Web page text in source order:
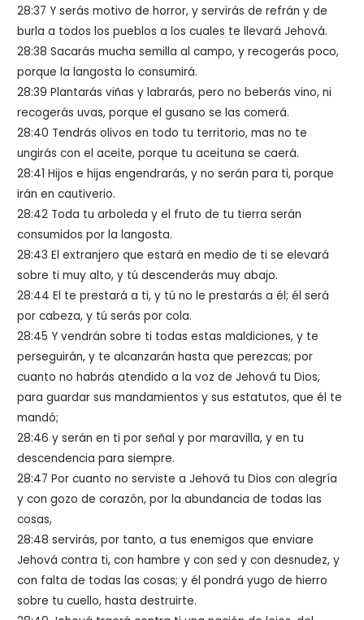
28:37 Y serás motivo de horror, y servirás de refrán y de
burla a todos los pueblos a los cuales te llevará Jehová.
28:38 Sacarás mucha semilla al campo, y recogerás poco,
porque la langosta lo consumirá.
28:39 Plantarás viñas y labrarás, pero no beberás vino, ni
recogerás uvas, porque el gusano se las comerá.
28:40 Tendrás olivos en todo tu territorio, mas no te
ungirás con el aceite, porque tu aceituna se caerá.
28:41 Hijos e hijas engendrarás, y no serán para ti, porque
irán en cautiverio.
28:42 Toda tu arboleda y el fruto de tu tierra serán
consumidos por la langosta.
28:43 El extranjero que estará en medio de ti se elevará
sobre ti muy alto, y tú descenderás muy abajo.
28:44 El te prestará a ti, y tú no le prestarás a él; él será
por cabeza, y tú serás por cola.
28:45 Y vendrán sobre ti todas estas maldiciones, y te
perseguirán, y te alcanzarán hasta que perezcas; por
cuanto no habrás atendido a la voz de Jehová tu Dios,
para guardar sus mandamientos y sus estatutos, que él te
mandó;
28:46 y serán en ti por señal y por maravilla, y en tu
descendencia para siempre.
28:47 Por cuanto no serviste a Jehová tu Dios con alegría
y con gozo de corazón, por la abundancia de todas las
cosas,
28:48 servirás, por tanto, a tus enemigos que enviare
Jehová contra ti, con hambre y con sed y con desnudez, y
con falta de todas las cosas; y él pondrá yugo de hierro
sobre tu cuello, hasta destruirte.